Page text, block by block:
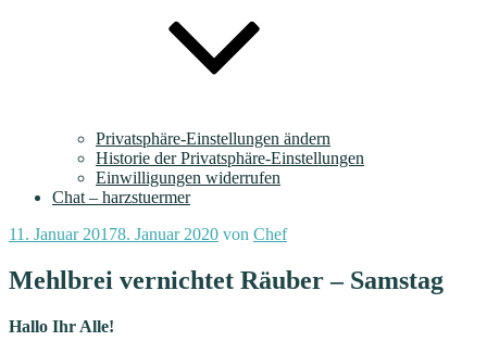
Privatsphäre-Einstellungen ändern
Historie der Privatsphäre-Einstellungen
Einwilligungen widerrufen
Chat – harzstuermer
Veröffentlicht
11. Januar 20178. Januar 2020 von Chef
Mehlbrei vernichtet Räuber – Samstag
Hallo Ihr Alle!